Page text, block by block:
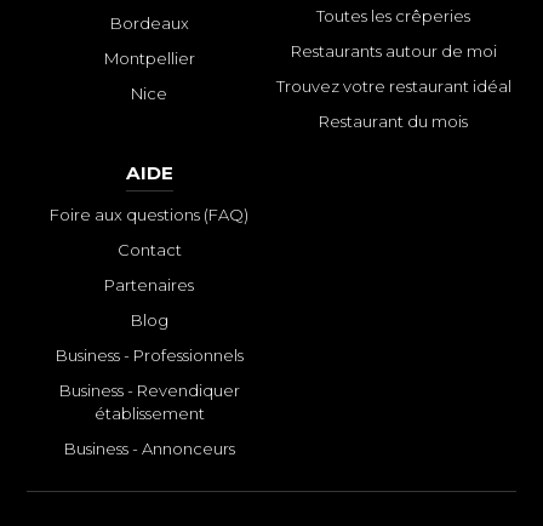
Bordeaux
Montpellier
Nice
Toutes les crêperies
Restaurants autour de moi
Trouvez votre restaurant idéal
Restaurant du mois
AIDE
Foire aux questions (FAQ)
Contact
Partenaires
Blog
Business - Professionnels
Business - Revendiquer
établissement
Business - Annonceurs